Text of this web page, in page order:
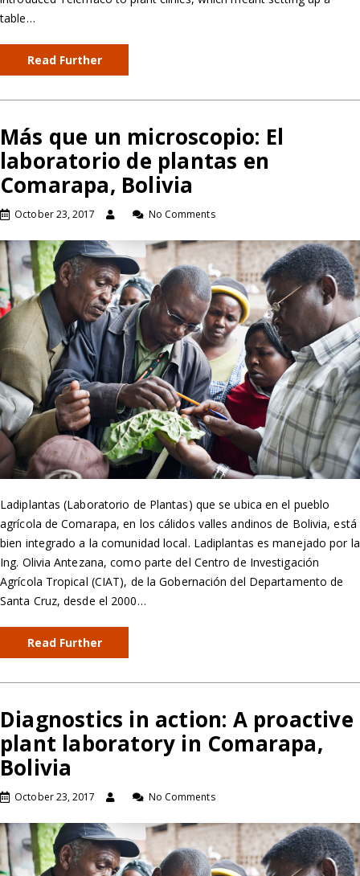
table…
Read Further
Más que un microscopio: El
laboratorio de plantas en
Comarapa, Bolivia
October 23, 2017 No Comments
Ladiplantas (Laboratorio de Plantas) que se ubica en el pueblo
agrícola de Comarapa, en los cálidos valles andinos de Bolivia, está
bien integrado a la comunidad local. Ladiplantas es manejado por la
Ing. Olivia Antezana, como parte del Centro de Investigación
Agrícola Tropical (CIAT), de la Gobernación del Departamento de
Santa Cruz, desde el 2000…
Read Further
Diagnostics in action: A proactive
plant laboratory in Comarapa,
Bolivia
October 23, 2017 No Comments